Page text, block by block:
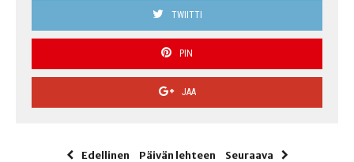
TWIITTI
PIN
JAA
Edellinen Päivän lehteen Seuraava